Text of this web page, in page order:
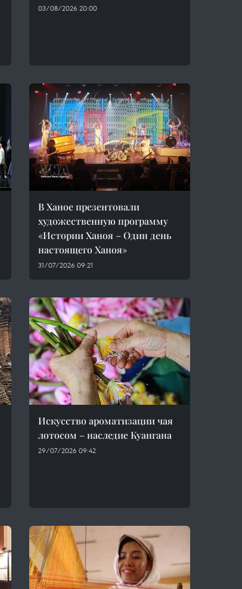
03/08/2026 20:00
В Ханое презентовали
художественную программу
«Истории Ханоя – Один день
настоящего Ханоя»
31/07/2026 09:21
Искусство ароматизации чая
лотосом – наследие Куангана
29/07/2026 09:42